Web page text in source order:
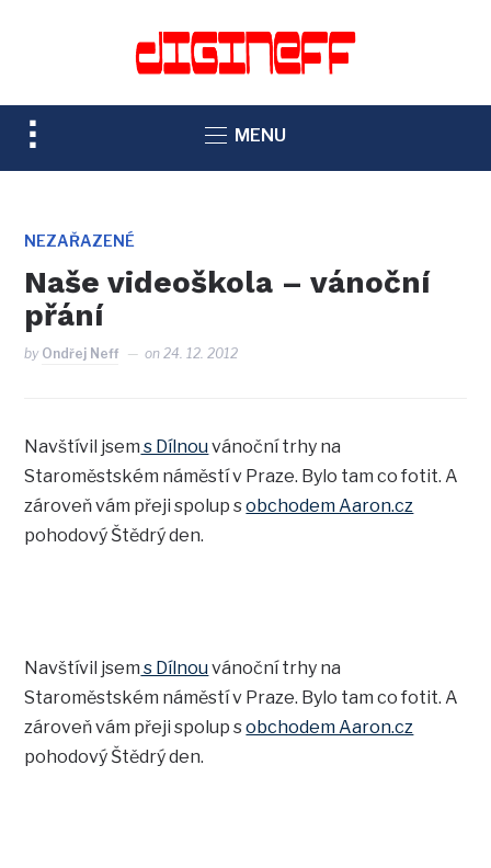
TOGGLE
SIDEBAR
NAVIGATION
MENU
NEZAŘAZENÉ
Naše videoškola – vánoční
přání
by Ondřej Neff on24. 12. 2012
Navštívil jsem s Dílnouvánoční trhy na
Staroměstském náměstí v Praze. Bylo tam co fotit. A
zároveň vám přeji spolup sobchodem Aaron.cz
pohodový Štědrý den.
Navštívil jsem s Dílnouvánoční trhy na
Staroměstském náměstí v Praze. Bylo tam co fotit. A
zároveň vám přeji spolup sobchodem Aaron.cz
pohodový Štědrý den.